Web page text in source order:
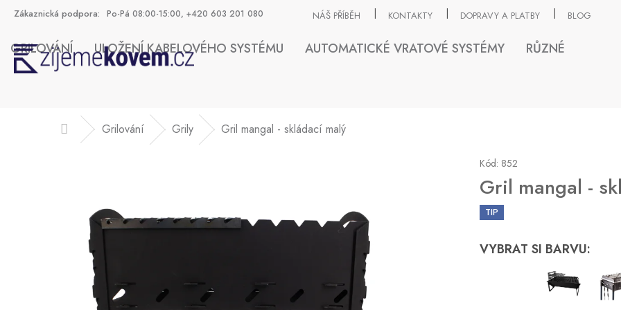
Po-Pá 08:00-15:00, +420 603 201 080 NÁŠ PŘÍBĚH KONTAKTY DOPRAVY A PLATBY BLOG
HLEDAT
GRILOVÁNÍ ULOŽENÍ KABELOVÉHO SYSTÉMU AUTOMATICKÉ VRATOVÉ SYSTÉMY RŮZNÉ
Domů Grilování Grily Gril mangal - skládací malý
Gril mangal -
Kód: 852
TIP